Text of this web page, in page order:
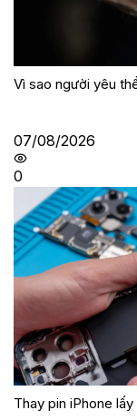
Vì sao người yêu
07/08/2026
0
Thay pin iPhone